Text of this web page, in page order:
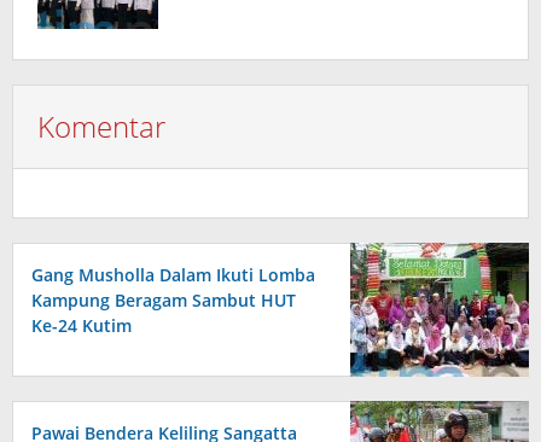
Komentar
Gang Musholla Dalam Ikuti Lomba
Kampung Beragam Sambut HUT
Ke-24 Kutim
Pawai Bendera Keliling Sangatta